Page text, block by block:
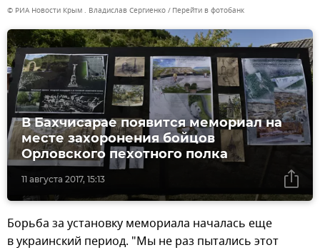
© РИА Новости Крым . Владислав Сергиенко Перейти в фотобанк
11 августа 2017, 15:13
В Бахчисарае появится мемориал на
месте захоронения бойцов
Орловского пехотного полка
Борьба за установку мемориала началась еще
в украинский период. "Мы не раз пытались этот